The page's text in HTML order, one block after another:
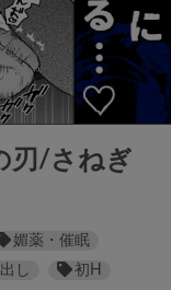
刃/さねぎ
媚薬・催眠
し
初H